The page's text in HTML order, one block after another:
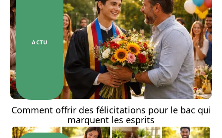
ACTU
Comment offrir des félicitations pour le bac qui
marquent les esprits